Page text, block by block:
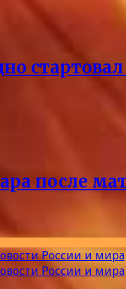
после